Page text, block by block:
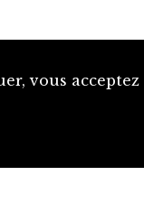
vous